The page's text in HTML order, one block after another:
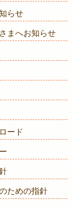
らせ
まへお知らせ
ード
ための指針